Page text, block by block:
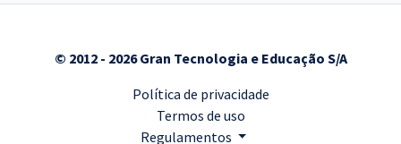
© 2012 - 2026 Gran Tecnologia e Educação S/A
Política de privacidade
Termos de uso
Regulamentos